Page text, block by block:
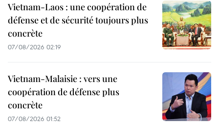
Vietnam-Laos : une coopération de
défense et de sécurité toujours plus
concrète
07/08/2026 02:19
Vietnam-Malaisie : vers une
coopération de défense plus
concrète
07/08/2026 01:52